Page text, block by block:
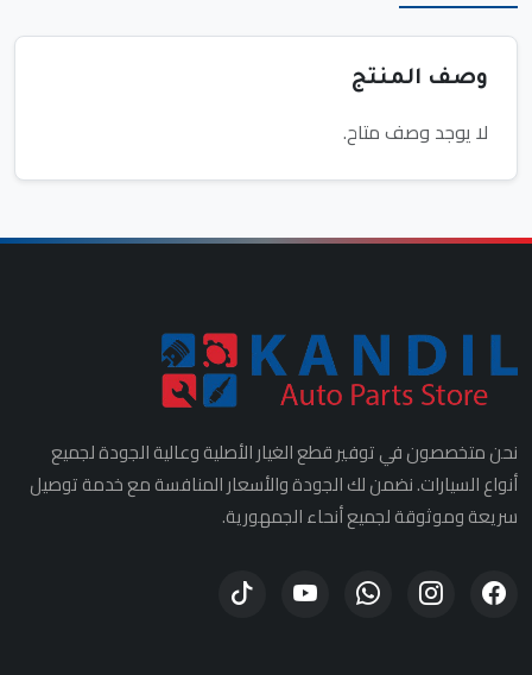
وصف المنتج
لا يوجد وصف متاح.
نحن متخصصون في توفير قطع الغيار الأصلية وعالية الجودة لجميع
أنواع السيارات. نضمن لك الجودة والأسعار المنافسة مع خدمة توصيل
سريعة وموثوقة لجميع أنحاء الجمهورية.